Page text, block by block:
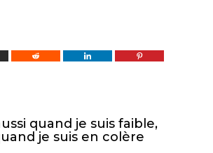
quand je suis faible,
je suis en colère